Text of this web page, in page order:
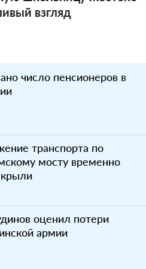
взгляд
число пенсионеров в
транспорта по
мосту временно
оценил потери
армии